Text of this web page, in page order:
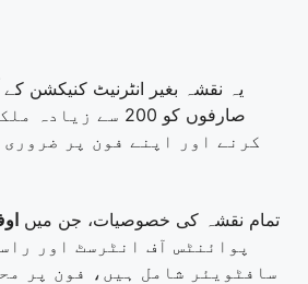
یہ نقشہ بغیر انٹرنیٹ کنیکشن
صارفوں کو 200 سے
کرنے اور اپنے فون پر
تمام نقشہ کی خصوصیات، جن میں
پوائنٹس آف انٹرسٹ اور
سافٹویئر شامل ہیں، فون پر